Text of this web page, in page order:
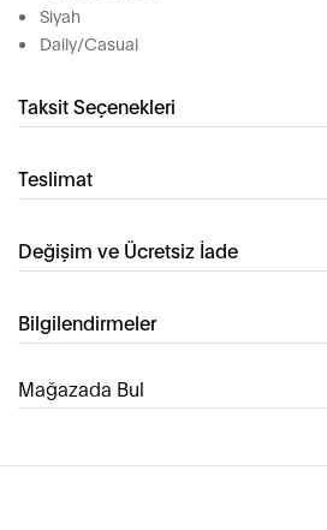
Siyah
Daily/Casual
Taksit Seçenekleri
Teslimat
Değişim ve Ücretsiz İade
Bilgilendirmeler
Mağazada Bul